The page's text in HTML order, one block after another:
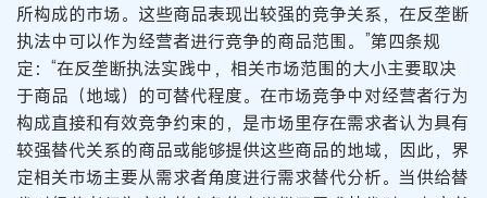
所构成的市场。这些商品表现出较强的竞争关系，在反垄断
执法中可以作为经营者进行竞争的商品范围。”第四条规
定：“在反垄断执法实践中，相关市场范围的大小主要取决
于商品（地域）的可替代程度。在市场竞争中对经营者行为
构成直接和有效竞争约束的，是市场里存在需求者认为具有
较强替代关系的商品或能够提供这些商品的地域，因此，界
定相关市场主要从需求者角度进行需求替代分析。当供给替